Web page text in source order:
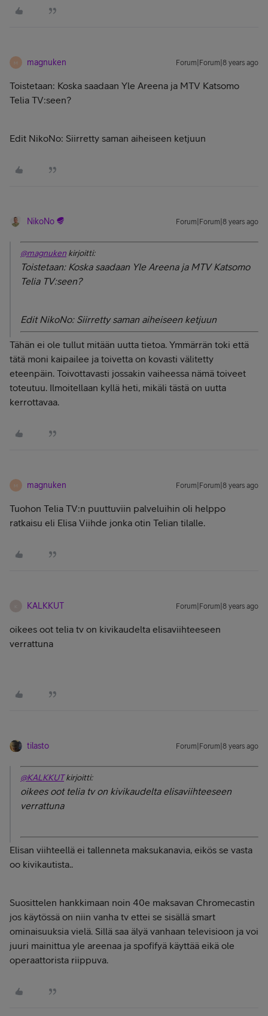
M magnuken Forum|Forum|8 years ago
Toistetaan: Koska saadaan Yle Areena ja MTV Katsomo
Telia TV:seen?
Edit NikoNo: Siirretty saman aiheiseen ketjuun
NikoNo Forum|Forum|8 years ago
@magnuken kirjoitti:
Toistetaan: Koska saadaan Yle Areena ja MTV Katsomo
Telia TV:seen?
Edit NikoNo: Siirretty saman aiheiseen ketjuun
Tähän ei ole tullut mitään uutta tietoa. Ymmärrän toki että
tätä moni kaipailee ja toivetta on kovasti välitetty
eteenpäin. Toivottavasti jossakin vaiheessa nämä toiveet
toteutuu. Ilmoitellaan kyllä heti, mikäli tästä on uutta
kerrottavaa.
M magnuken Forum|Forum|8 years ago
Tuohon Telia TV:n puuttuviin palveluihin oli helppo
ratkaisu eli Elisa Viihde jonka otin Telian tilalle.
KALKKUT Forum|Forum|8 years ago
oikees oot telia tv on kivikaudelta elisaviihteeseen
verrattuna
tilasto Forum|Forum|8 years ago
@KALKKUTkirjoitti:
oikees oot telia tv on kivikaudelta elisaviihteeseen
verrattuna
Elisan viihteellä ei tallenneta maksukanavia, eikös se vasta
oo kivikautista..
Suosittelen hankkimaan noin 40e maksavan Chromecastin
jos käytössä on niin vanha tv ettei se sisällä smart
ominaisuuksia vielä. Sillä saa älyä vanhaan televisioon ja voi
juuri mainittua yle areenaa ja spofifyä käyttää eikä ole
operaattorista riippuva.